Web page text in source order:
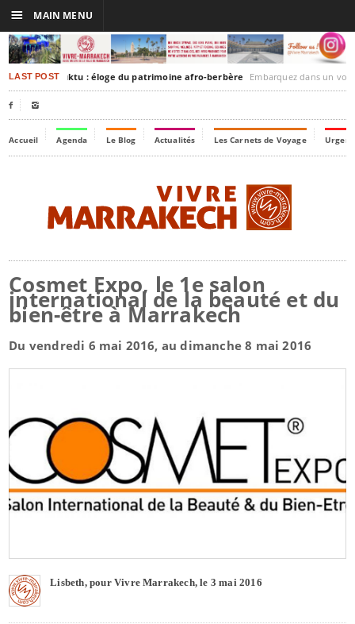
LAST POSTTimbuktu : éloge du patrimoine afro-berbère Embarquez dans un voyage culturel dans le
 
Accueil Agenda Le Blog Actualités Les Carnets de Voyage
Cosmet Expo, le 1e salon
international de la beauté et du
bien-être à Marrakech
Du vendredi 6 mai 2016, au dimanche 8 mai 2016
Lisbeth, pour Vivre Marrakech, le 3 mai 2016
☰ MAIN MENU